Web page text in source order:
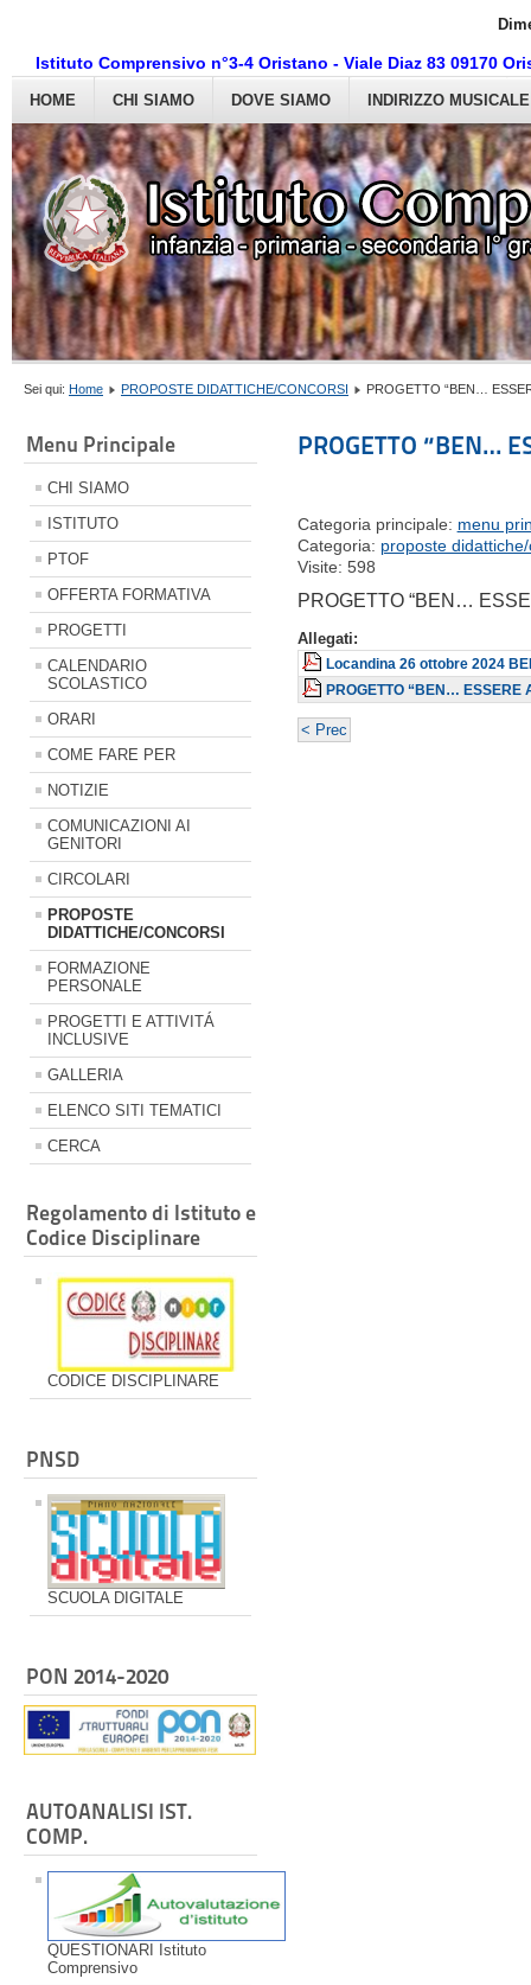
HOME CHI SIAMO DOVE SIAMO INDIRIZZO MUSICALE
Istituto Comprensivo n°3-4 Oristano - Viale Diaz 83 09170
Sei qui: Home PROPOSTE DIDATTICHE/CONCORSI PROGETTO “BEN…
Menu Principale
CHI SIAMO
ISTITUTO
PTOF
OFFERTA FORMATIVA
PROGETTI
CALENDARIO
SCOLASTICO
ORARI
COME FARE PER
NOTIZIE
COMUNICAZIONI AI
GENITORI
CIRCOLARI
PROPOSTE
DIDATTICHE/CONCORSI
FORMAZIONE
PERSONALE
PROGETTI E ATTIVITÁ
INCLUSIVE
GALLERIA
ELENCO SITI TEMATICI
CERCA
Regolamento di Istituto e
Codice Disciplinare
CODICE DISCIPLINARE
PNSD
SCUOLA DIGITALE
PON 2014-2020
AUTOANALISI IST.
COMP.
QUESTIONARI Istituto
Comprensivo
PROGETTO “BEN…
Categoria principale: menu
Categoria: proposte
Visite: 598
PROGETTO “BEN…
Allegati:
Locandina 26 ottobre 2024
PROGETTO “BEN… ESSERE
< Prec